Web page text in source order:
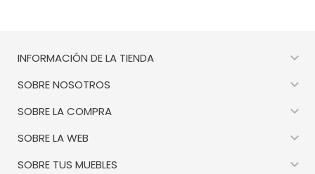
INFORMACIÓN DE LA TIENDA 
SOBRE NOSOTROS 
SOBRE LA COMPRA 
SOBRE LA WEB 
SOBRE TUS MUEBLES 